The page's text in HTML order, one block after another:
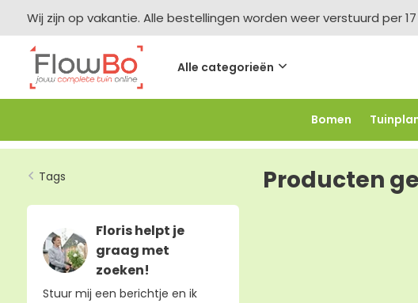
Wij zijn op vakantie. Alle bestellingen worden weer verstuurd per
Alle categorieën
Bomen
-2,5% vanaf €250 -FLOWBO250
Tags
Floris helpt je
graag met
zoeken!
Stuur mij een berichtje en ik
Producten